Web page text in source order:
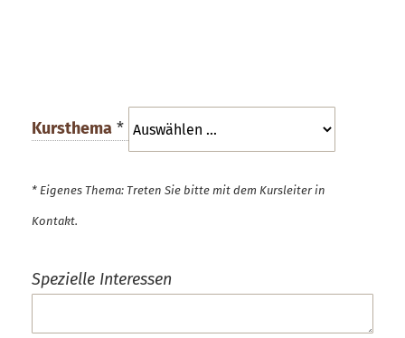
Kursthema *
* Eigenes Thema: Treten Sie bitte mit dem Kursleiter in
Kontakt.
Spezielle Interessen